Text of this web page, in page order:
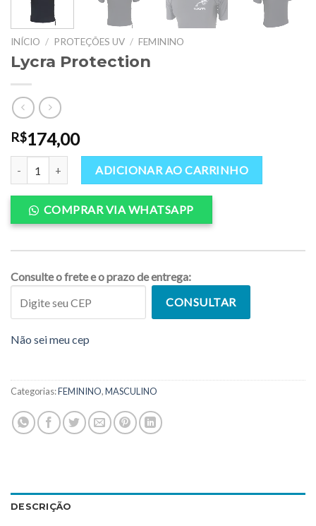
INÍCIO / PROTEÇÕES UV / FEMININO
Lycra Protection
R$174,00
Lycra Protection quantidadeADICIONAR AO CARRINHO
COMPRAR VIA WHATSAPP
Consulte o frete e o prazo de entrega:
CONSULTAR
Não sei meu cep
Categorias:FEMININO,MASCULINO
DESCRIÇÃO